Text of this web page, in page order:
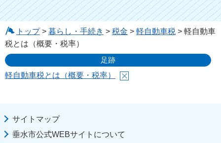
トップ> 暮らし・手続き > 税金 > 軽自動車税> 軽自動車
税とは（概要・税率）
足跡
軽自動車税とは（概要・税率）
サイトマップ
垂水市公式WEBサイトについて